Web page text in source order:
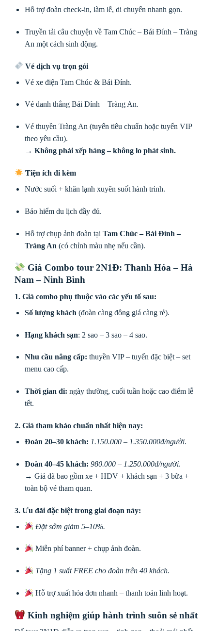
Hỗ trợ đoàn check-in, làm lễ, di chuyển nhanh gọn.
Truyền tải câu chuyện về Tam Chúc – Bái Đính – Tràng
An một cách sinh động.
Vé dịch vụ trọn gói
Vé xe điện Tam Chúc & Bái Đính.
Vé danh thắng Bái Đính – Tràng An.
Vé thuyền Tràng An (tuyến tiêu chuẩn hoặc tuyến VIP
theo yêu cầu).
→ Không phải xếp hàng – không lo phát sinh.
Tiện ích đi kèm
Nước suối + khăn lạnh xuyên suốt hành trình.
Bảo hiểm du lịch đầy đủ.
Hỗ trợ chụp ảnh đoàn tại Tam Chúc – Bái Đính –
Tràng An (có chỉnh màu nhẹ nếu cần).
Giá Combo tour 2N1Đ: Thanh Hóa – Hà
Nam – Ninh Bình
1. Giá combo phụ thuộc vào các yếu tố sau:
Số lượng khách (đoàn càng đông giá càng rẻ).
Hạng khách sạn: 2 sao – 3 sao – 4 sao.
Nhu cầu nâng cấp: thuyền VIP – tuyến đặc biệt – set
menu cao cấp.
Thời gian đi: ngày thường, cuối tuần hoặc cao điểm lễ
tết.
2. Giá tham khảo chuẩn nhất hiện nay:
Đoàn 20–30 khách: 1.150.000 – 1.350.000đ/người.
Đoàn 40–45 khách: 980.000 – 1.250.000đ/người.
→ Giá đã bao gồm xe + HDV + khách sạn + 3 bữa +
toàn bộ vé tham quan.
3. Ưu đãi đặc biệt trong giai đoạn này:
Đặt sớm giảm 5–10%.
Miễn phí banner + chụp ảnh đoàn.
Tặng 1 suất FREE cho đoàn trên 40 khách.
Hỗ trợ xuất hóa đơn nhanh – thanh toán linh hoạt.
Kinh nghiệm giúp hành trình suôn sẻ nhất